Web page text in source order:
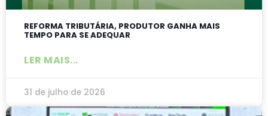
REFORMA TRIBUTÁRIA, PRODUTOR GANHA MAIS
TEMPO PARA SE ADEQUAR
LER MAIS...
31 de julho de 2026